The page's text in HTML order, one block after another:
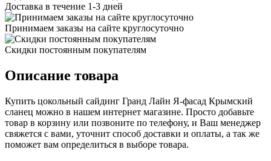
Доставка в течение 1-3 дней
Принимаем заказы на сайте круглосуточно
Скидки постоянным покупателям
Описание товара
Купить цокольный сайдинг Гранд Лайн Я-фасад Крымский
сланец можно в нашем интернет магазине. Просто добавьте
товар в корзину или позвоните по телефону, и Ваш менеджер
свяжется с вами, уточнит способ доставки и оплаты, а так же
поможет вам определиться в выборе товара.